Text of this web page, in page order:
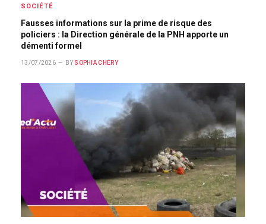
SOCIÉTÉ
Fausses informations sur la prime de risque des
policiers : la Direction générale de la PNH apporte un
démenti formel
13/07/2026 BY SOPHIA CHÉRY